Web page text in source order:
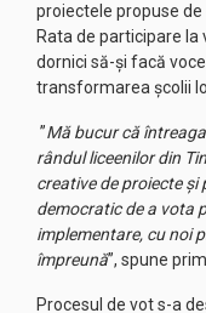
proiectele propuse de
Rata de participare
dornici să-și facă
transformarea școlii
”Mă bucur că
rândul liceenilor din
creative de proiecte
democratic de a vota
implementare, cu noi
împreună”, spune
Procesul de vot s-a